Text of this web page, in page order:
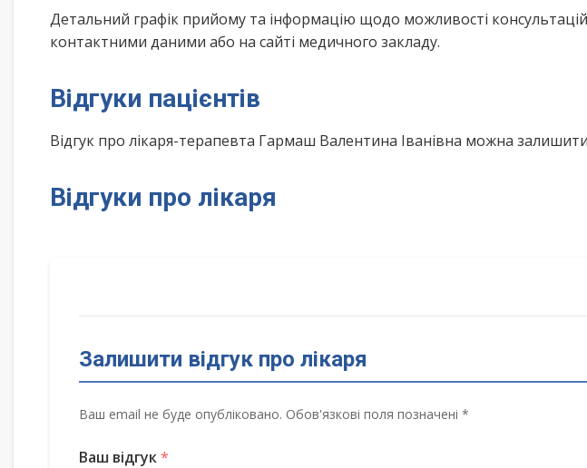
Детальний графік прийому та інформацію щодо можливості
контактними даними або на сайті медичного закладу.
Відгуки пацієнтів
Відгук про лікаря-терапевта Гармаш Валентина Іванівна можна
Відгуки про лікаря
Залишити відгук про лікаря
Ваш email не буде опубліковано. Обов'язкові поля позначені *
Ваш відгук*